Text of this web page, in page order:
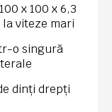
x 100 x 6,3
viteze mari
o singură
dinți drepți